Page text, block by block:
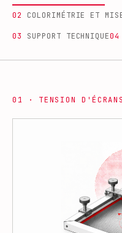
02 COLORIMÉTRIE ET
03 SUPPORT TECHNIQUE04
0 1 · TENSION D'ÉCRANS